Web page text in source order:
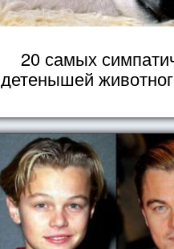
20 самых
детенышей